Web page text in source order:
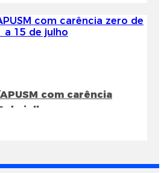
com carência
de julho